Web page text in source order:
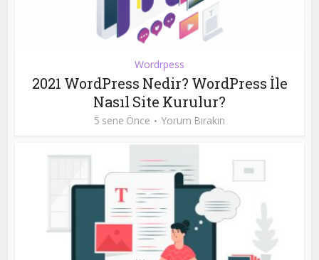
Wordrpess
2021 WordPress Nedir? WordPress İle
Nasıl Site Kurulur?
5 sene Önce Yorum Bırakın